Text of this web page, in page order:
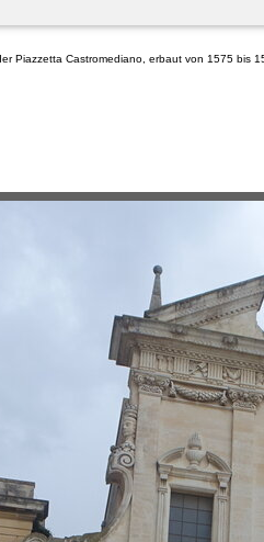
Piazzetta Castromediano, erbaut von 1575 bis